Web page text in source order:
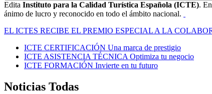
Edita Instituto para la Calidad Turística Española (ICTE).
ánimo de lucro y reconocido en todo el ámbito nacional.
EL ICTES RECIBE EL PREMIO ESPECIAL A LA
ICTE CERTIFICACIÓN Una marca de prestigio
ICTE ASISTENCIA TÉCNICA Optimiza tu negocio
ICTE FORMACIÓN Invierte en tu futuro
Noticias Todas